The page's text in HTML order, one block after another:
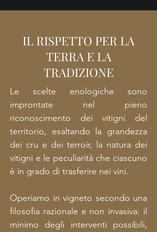
IL RISPETTO PER LA
TERRA E LA
TRADIZIONE
Le scelte enologiche sono
improntate nel pieno
riconoscimento dei vitigni del
territorio, esaltando la grandezza
dei cru e dei terroir, la natura dei
vitigni e le peculiarità che ciascuno
è in grado di trasferire nei vini.
Operiamo in vigneto secondo una
filosofia razionale e non invasiva: il
minimo degli interventi possibili,